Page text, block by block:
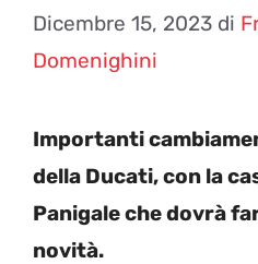
Dicembre 15, 2023 di
Domenighini
Importanti
della Ducati, con la
Panigale che dovrà
novità.